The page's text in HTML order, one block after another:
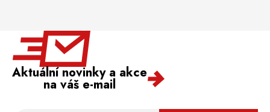
Aktuální novinky a akce
na váš e-mail